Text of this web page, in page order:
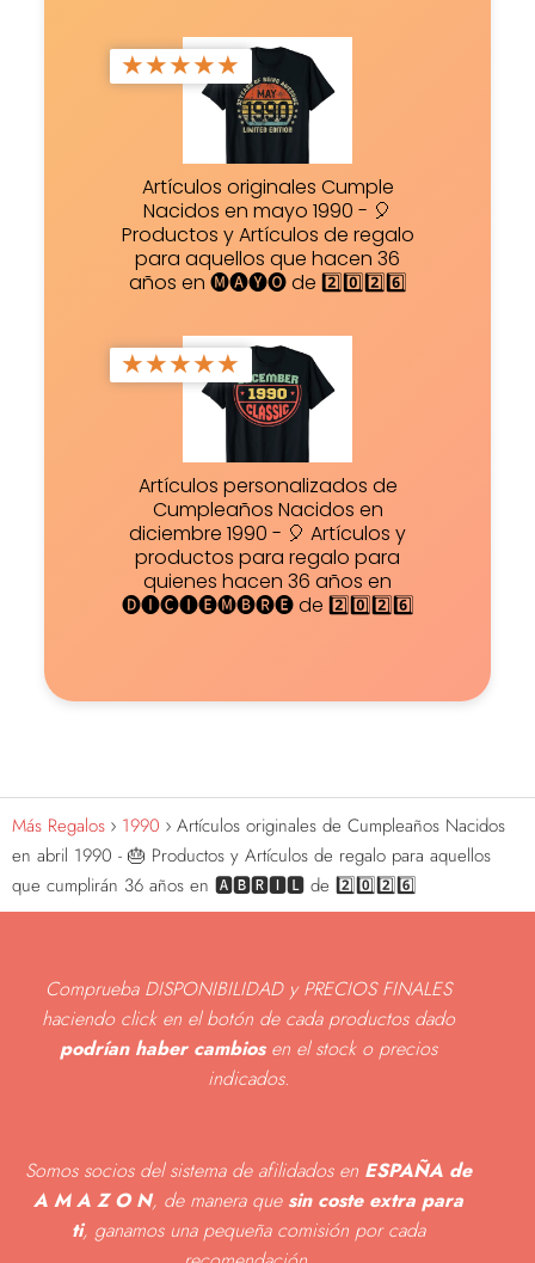
★★★★★
Artículos originales Cumple
Nacidos en mayo 1990 - 🎈
Productos y Artículos de regalo
para aquellos que hacen 36
años en 🅜🅐🅨🅞 de 2️⃣0️⃣2️⃣6️⃣
★★★★★
Artículos personalizados de
Cumpleaños Nacidos en
diciembre 1990 - 🎈 Artículos y
productos para regalo para
quienes hacen 36 años en
🅓🅘🅒🅘🅔🅜🅑🅡🅔 de 2️⃣0️⃣2️⃣6️⃣
Más Regalos 1990
Artículos originales de Cumpleaños Nacidos
en abril 1990 - 🎂 Productos y Artículos de regalo para aquellos
que cumplirán 36 años en 🅰🅱🆁🅸🅻 de 2️⃣0️⃣2️⃣6️⃣
Comprueba DISPONIBILIDAD y PRECIOS FINALES
haciendo click en el botón de cada productos dado
podrían haber cambiosen el stock o precios
indicados.
Somos socios del sistema de afilidados en ESPAÑA de
A M A Z O N, de manera que sin coste extra para
ti, ganamos una pequeña comisión por cada